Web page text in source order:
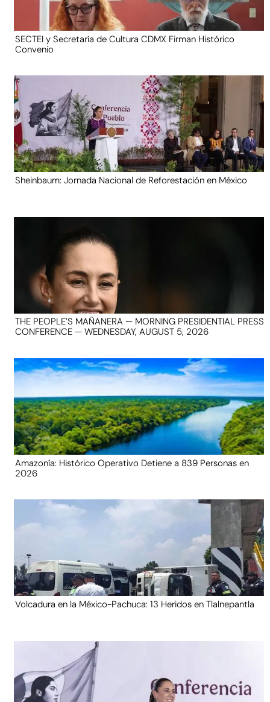
SECTEI y Secretaría de Cultura CDMX Firman Histórico
Convenio
Sheinbaum: Jornada Nacional de Reforestación en México
THE PEOPLE’S MAÑANERA — MORNING PRESIDENTIAL PRESS
CONFERENCE — WEDNESDAY, AUGUST 5, 2026
Amazonía: Histórico Operativo Detiene a 839 Personas en
2026
Volcadura en la México-Pachuca: 13 Heridos en Tlalnepantla